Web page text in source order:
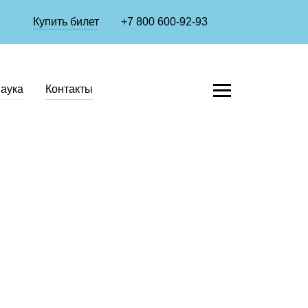
Купить билет +7 800 600-92-93
Контакты